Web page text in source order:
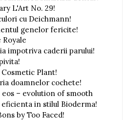
L'Art No. 29!
cu Deichmann!
genelor fericite!
impotriva caderii parului!
Plant!
doamnelor cochete!
eos – evolution of smooth
in stilul Bioderma!
by Too Faced!